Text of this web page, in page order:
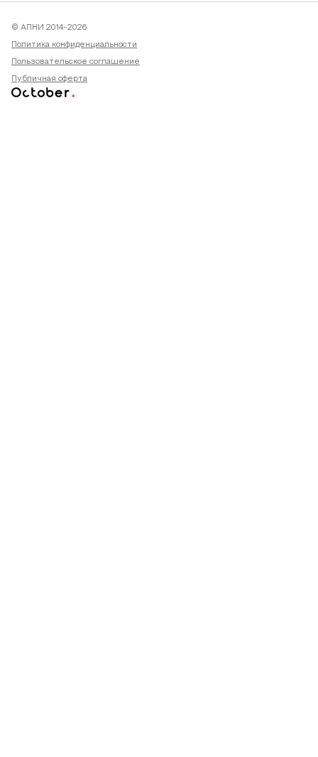
© АПНИ 2014-2026
Политика конфиденциальности
Пользовательское соглашение
Публичная оферта